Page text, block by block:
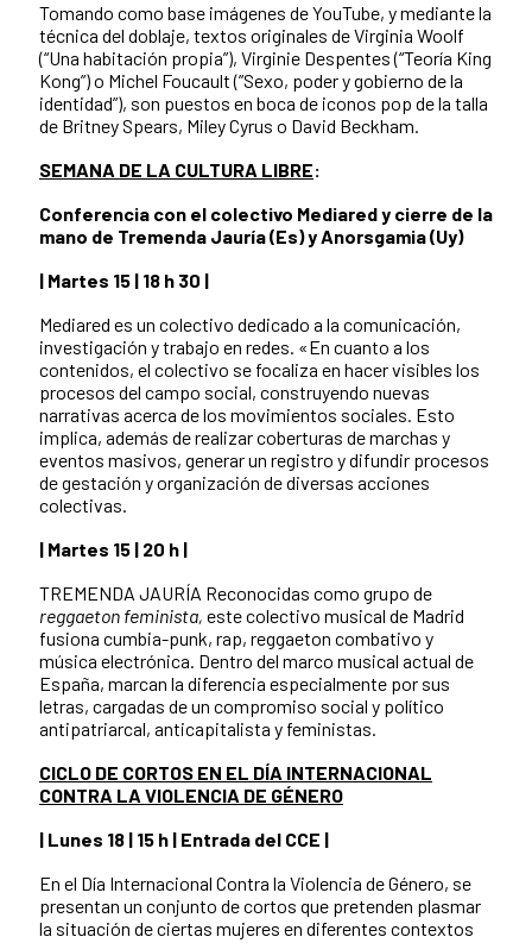
Tomando como base imágenes de YouTube, y mediante la
técnica del doblaje, textos originales de Virginia Woolf
(“Una habitación propia”), Virginie Despentes (“Teoría King
Kong”) o Michel Foucault (”Sexo, poder y gobierno de la
identidad”), son puestos en boca de iconos pop de la talla
de Britney Spears, Miley Cyrus o David Beckham.
SEMANA DE LA CULTURA LIBRE:
Conferencia con el colectivo Mediared y cierre de la
mano de Tremenda Jauría (Es) y Anorsgamia (Uy)
| Martes 15 | 18 h 30 |
Mediared es un colectivo dedicado a la comunicación,
investigación y trabajo en redes. «En cuanto a los
contenidos, el colectivo se focaliza en hacer visibles los
procesos del campo social, construyendo nuevas
narrativas acerca de los movimientos sociales. Esto
implica, además de realizar coberturas de marchas y
eventos masivos, generar un registro y difundir procesos
de gestación y organización de diversas acciones
colectivas.
| Martes 15 | 20 h |
TREMENDA JAURÍA Reconocidas como grupo de
reggaeton feminista, este colectivo musical de Madrid
fusiona cumbia-punk, rap, reggaeton combativo y
música electrónica. Dentro del marco musical actual de
España, marcan la diferencia especialmente por sus
letras, cargadas de un compromiso social y político
antipatriarcal, anticapitalista y feministas.
CICLO DE CORTOS EN EL DÍA INTERNACIONAL
CONTRA LA VIOLENCIA DE GÉNERO
| Lunes 18 | 15 h | Entrada del CCE |
En el Día Internacional Contra la Violencia de Género, se
presentan un conjunto de cortos que pretenden plasmar
la situación de ciertas mujeres en diferentes contextos